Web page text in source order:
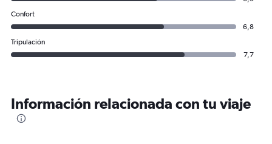
Confort
6,8
Tripulación
7,7
Información relacionada con tu viaje